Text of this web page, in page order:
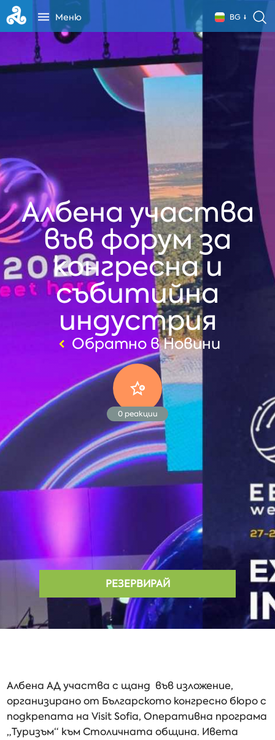
Меню BG
Албена участва
във форум за
конгресна и
събитийна
индустрия
Обратно в Новини
0реакции
РЕЗЕРВИРАЙ
Албена АД участва с щанд във изложение,
организирано от Българското конгресно бюро с
подкрепата на Visit Sofia, Оперативна програма
„Туризъм“ към Столичната община. Ивета